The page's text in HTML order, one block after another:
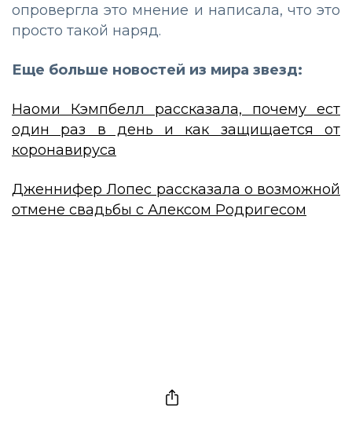
опровергла это мнение и написала, что это
просто такой наряд.
Еще больше новостей из мира звезд:
Наоми Кэмпбелл рассказала, почему ест
один раз в день и как защищается от
коронавируса
Дженнифер Лопес рассказала о возможной
отмене свадьбы с Алексом Родригесом